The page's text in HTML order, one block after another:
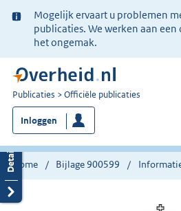
Ter
informatie:
Mogelijk ervaart u problemen
publicaties. We werken aan een
het ongemak.
U
bent
nu
hier:
Publicaties Officiële publicaties
Inloggen
Home Bijlage 900599